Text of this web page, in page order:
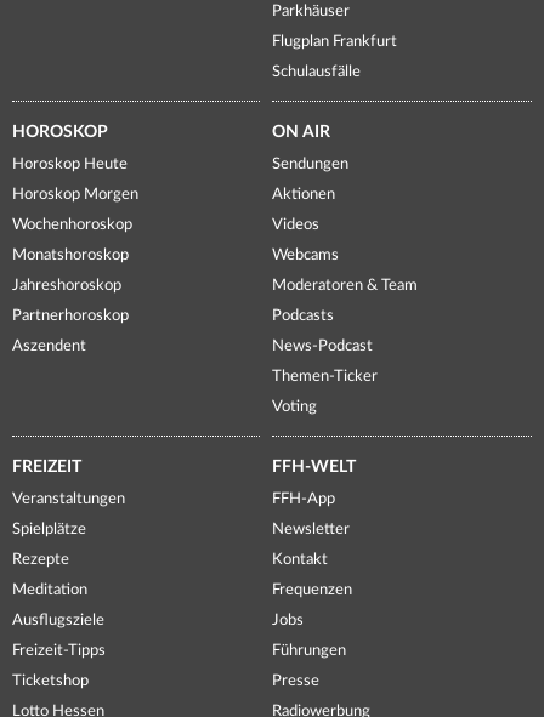
Parkhäuser
Flugplan Frankfurt
Schulausfälle
HOROSKOP
Horoskop Heute
Horoskop Morgen
Wochenhoroskop
Monatshoroskop
Jahreshoroskop
Partnerhoroskop
Aszendent
ON AIR
Sendungen
Aktionen
Videos
Webcams
Moderatoren & Team
Podcasts
News-Podcast
Themen-Ticker
Voting
FREIZEIT
Veranstaltungen
Spielplätze
Rezepte
Meditation
Ausflugsziele
Freizeit-Tipps
Ticketshop
Lotto Hessen
FFH-WELT
FFH-App
Newsletter
Kontakt
Frequenzen
Jobs
Führungen
Presse
Radiowerbung